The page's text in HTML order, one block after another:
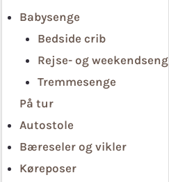
Babysenge
Bedside crib
Rejse- og weekendseng
Tremmesenge
På tur
Autostole
Bæreseler og vikler
Køreposer